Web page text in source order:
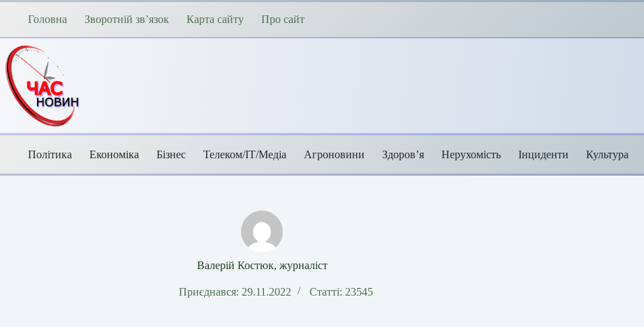
Перейти
Головна Зворотній зв’язок Карта сайту Про сайт
Політика Економіка Бізнес Телеком/ІТ/Медіа Агроновини Здоров’я Нерухомість Інциденти Культура
Валерій Костюк, журналіст
Приєднався: 29.11.2022 Статті: 23545